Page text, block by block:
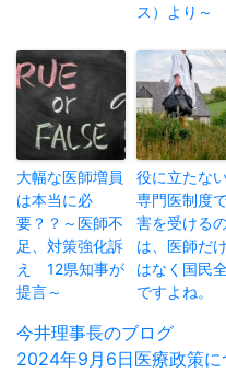
ス）より～
大幅な医師増員
は本当に必
要？？～医師不
足、対策強化訴
え 12県知事が
提言～
役に立たな
専門医制度
害を受ける
は、医師だ
はなく国民
ですよね。
投
稿
今井理事長のブログ
投
2024年9月6日カ
医療政策に